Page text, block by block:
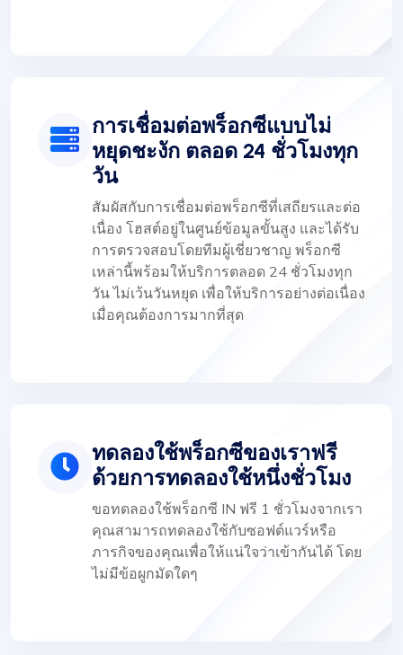
การเชื่อมต่อพร็อกซีแบบไม่
หยุดชะงัก ตลอด 24 ชั่วโมงทุก
วัน
สัมผัสกับการเชื่อมต่อพร็อกซีที่เสถียรและต่อ
เนื่อง โฮสต์อยู่ในศูนย์ข้อมูลขั้นสูง และได้รับ
การตรวจสอบโดยทีมผู้เชี่ยวชาญ พร็อกซี
เหล่านี้พร้อมให้บริการตลอด 24 ชั่วโมงทุก
วัน ไม่เว้นวันหยุด เพื่อให้บริการอย่างต่อเนื่อง
เมื่อคุณต้องการมากที่สุด
ทดลองใช้พร็อกซีของเราฟรี
ด้วยการทดลองใช้หนึ่งชั่วโมง
ขอทดลองใช้พร็อกซี IN ฟรี 1 ชั่วโมงจากเรา
คุณสามารถทดลองใช้กับซอฟต์แวร์หรือ
ภารกิจของคุณเพื่อให้แน่ใจว่าเข้ากันได้ โดย
ไม่มีข้อผูกมัดใดๆ